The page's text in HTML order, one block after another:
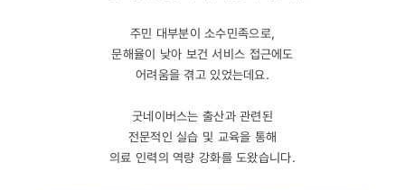
주민 대부분이 소수민족으로,
문해율이 낮아 보건 서비스 접근에도
어려움을 겪고 있었는데요.
굿네이버스는 출산과 관련된
전문적인 실습 및 교육을 통해
의료 인력의 역량 강화를 도왔습니다.